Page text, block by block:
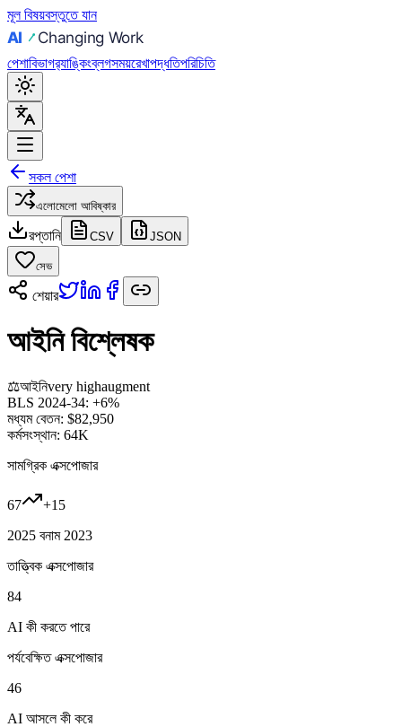
মূল বিষয়বস্তুতে যান
পেশাবিভাগর‍্যাঙ্কিংব্লগসময়রেখাপদ্ধতিপরিচিতি
সকল পেশা
এলোমেলো আবিষ্কার
রপ্তানি CSV JSON
সেভ
শেয়ার
আইনি বিশ্লেষক
⚖️আইনিvery highaugment
BLS 2024-34: +6%
মধ্যম বেতন: $82,950
কর্মসংস্থান: 64K
সামগ্রিক এক্সপোজার
67 +15
2025 বনাম 2023
তাত্ত্বিক এক্সপোজার
84
AI কী করতে পারে
পর্যবেক্ষিত এক্সপোজার
46
AI আসলে কী করে